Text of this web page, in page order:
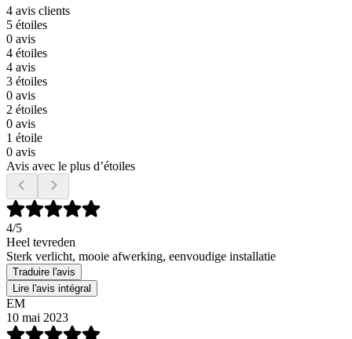
4 avis clients
5 étoiles
0 avis
4 étoiles
4 avis
3 étoiles
0 avis
2 étoiles
0 avis
1 étoile
0 avis
Avis avec le plus d’étoiles
4/5
Heel tevreden
Sterk verlicht, mooie afwerking, eenvoudige installatie
Traduire l'avis
Lire l'avis intégral
EM
10 mai 2023